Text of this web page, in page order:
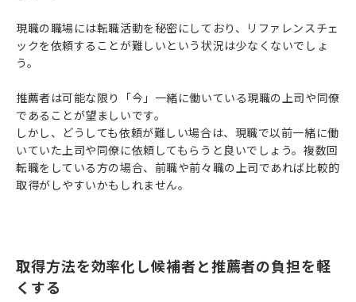
現職の職場には転職活動を秘密にしており、リファレンスチェ
ックを依頼することが難しいという状況は少なくないでしょ
う。
推薦者は可能な限り「今」一緒に働いている現職の上司や同僚
であることが望ましいです。
しかし、どうしても依頼が難しい場合は、現職で以前一緒に働
いていた上司や同僚に依頼してもらうと良いでしょう。複数回
転職をしている方の場合、前職や前々職の上司であれば比較的
取得がしやすいかもしれません。
取得方法を効率化し候補者と推薦者の負担を軽
くする